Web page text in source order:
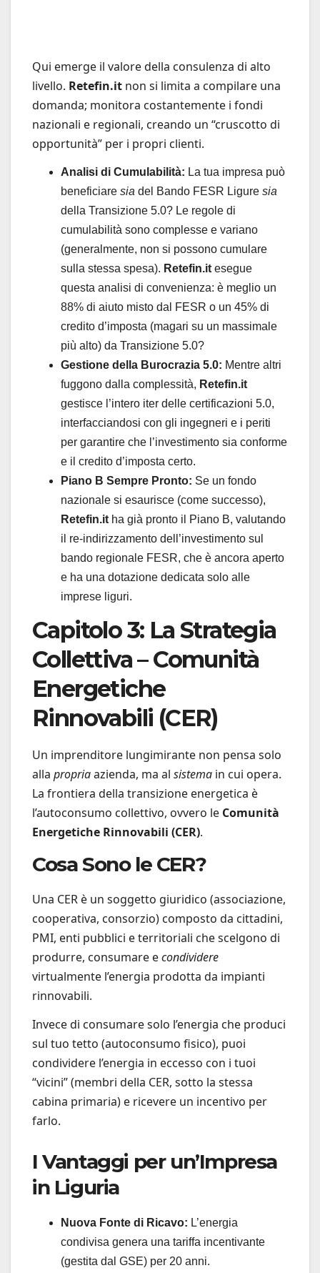
Qui emerge il valore della consulenza di alto
livello. Retefin.it non si limita a compilare una
domanda; monitora costantemente i fondi
nazionali e regionali, creando un “cruscotto di
opportunità” per i propri clienti.
Analisi di Cumulabilità: La tua impresa può
beneficiare sia del Bando FESR Ligure sia
della Transizione 5.0? Le regole di
cumulabilità sono complesse e variano
(generalmente, non si possono cumulare
sulla stessa spesa). Retefin.it esegue
questa analisi di convenienza: è meglio un
88% di aiuto misto dal FESR o un 45% di
credito d’imposta (magari su un massimale
più alto) da Transizione 5.0?
Gestione della Burocrazia 5.0: Mentre altri
fuggono dalla complessità, Retefin.it
gestisce l’intero iter delle certificazioni 5.0,
interfacciandosi con gli ingegneri e i periti
per garantire che l’investimento sia conforme
e il credito d’imposta certo.
Piano B Sempre Pronto: Se un fondo
nazionale si esaurisce (come successo),
Retefin.it ha già pronto il Piano B, valutando
il re-indirizzamento dell’investimento sul
bando regionale FESR, che è ancora aperto
e ha una dotazione dedicata solo alle
imprese liguri.
Capitolo 3: La Strategia
Collettiva – Comunità
Energetiche
Rinnovabili (CER)
Un imprenditore lungimirante non pensa solo
alla propriaazienda, ma al sistema in cui opera.
La frontiera della transizione energetica è
l’autoconsumo collettivo, ovvero le Comunità
Energetiche Rinnovabili (CER).
Cosa Sono le CER?
Una CER è un soggetto giuridico (associazione,
cooperativa, consorzio) composto da cittadini,
PMI, enti pubblici e territoriali che scelgono di
produrre, consumare econdividere
virtualmente l’energia prodotta da impianti
rinnovabili.
Invece di consumare solo l’energia che produci
sul tuo tetto (autoconsumo fisico), puoi
condividere l’energia in eccesso con i tuoi
“vicini” (membri della CER, sotto la stessa
cabina primaria) e ricevere un incentivo per
farlo.
I Vantaggi per un’Impresa
in Liguria
Nuova Fonte di Ricavo: L’energia
condivisa genera una tariffa incentivante
(gestita dal GSE) per 20 anni.